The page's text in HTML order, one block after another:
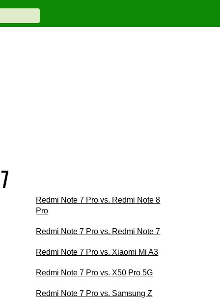
Redmi Note 7 Pro vs. Redmi Note 8
Pro
Redmi Note 7 Pro vs. Redmi Note 7
Redmi Note 7 Pro vs. Xiaomi Mi A3
Redmi Note 7 Pro vs. X50 Pro 5G
Redmi Note 7 Pro vs. Samsung Z